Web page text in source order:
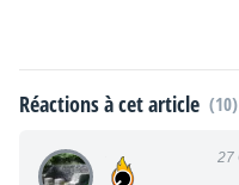
Réactions à cet article (10)
27